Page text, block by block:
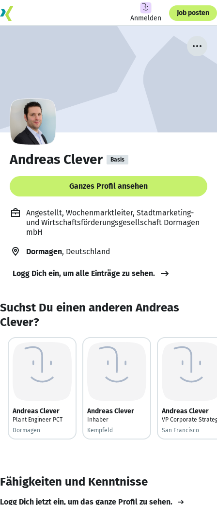
Anmelden
Job posten
Andreas Clever Basis
Ganzes Profil ansehen
Angestellt, Wochenmarktleiter, Stadtmarketing-
und Wirtschaftsförderungsgesellschaft Dormagen
mbH
Dormagen, Deutschland
Logg Dich ein, um alle Einträge zu sehen.
Suchst Du einen anderen Andreas
Clever?
Andreas Clever
Plant Engineer PCT
Dormagen
Andreas Clever
Inhaber
Kempfeld
Andreas Clever
VP Corporate
San Francisco
Fähigkeiten und Kenntnisse
Logg Dich jetzt ein, um das ganze Profil zu sehen.